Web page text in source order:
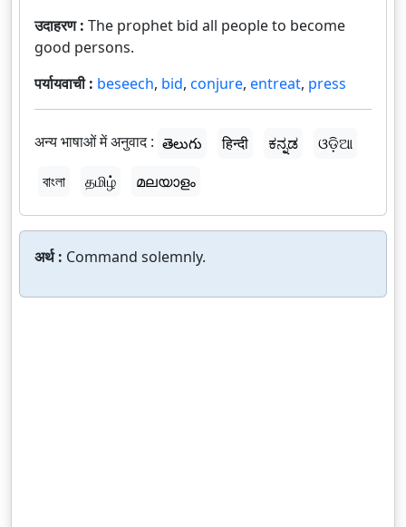
उदाहरण : The prophet bid all people to become
good persons.
पर्यायवाची : beseech, bid, conjure, entreat, press
अन्य भाषाओं में अनुवाद : తెలుగు हिन्दी ಕನ್ನಡ
ଓଡ଼ିଆ
বাংলা
தமிழ் മലയാളം
अर्थ : Command solemnly.